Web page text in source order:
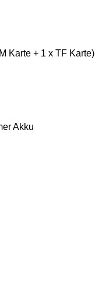
Karte + 1 x TF Karte)
Akku